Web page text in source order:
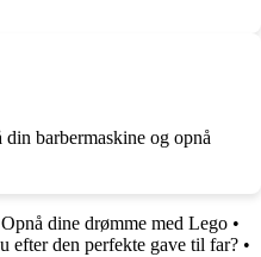
barbermaskine og opnå
dine drømme med Lego •
efter den perfekte gave til far? •